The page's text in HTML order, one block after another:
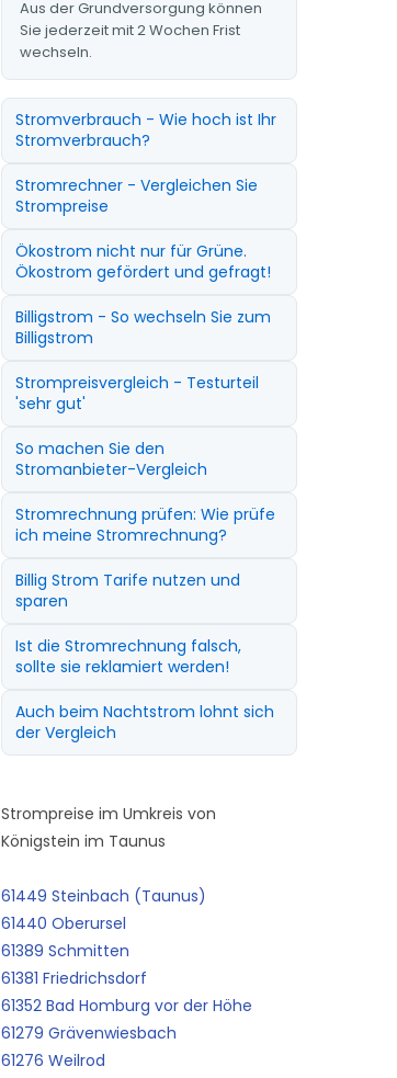
Aus der Grundversorgung können
Sie jederzeit mit 2 Wochen Frist
wechseln.
Stromverbrauch - Wie hoch ist Ihr
Stromverbrauch?
Stromrechner - Vergleichen Sie
Strompreise
Ökostrom nicht nur für Grüne.
Ökostrom gefördert und gefragt!
Billigstrom - So wechseln Sie zum
Billigstrom
Strompreisvergleich - Testurteil
'sehr gut'
So machen Sie den
Stromanbieter-Vergleich
Stromrechnung prüfen: Wie prüfe
ich meine Stromrechnung?
Billig Strom Tarife nutzen und
sparen
Ist die Stromrechnung falsch,
sollte sie reklamiert werden!
Auch beim Nachtstrom lohnt sich
der Vergleich
Strompreise im Umkreis von
Königstein im Taunus
61449 Steinbach (Taunus)
61440 Oberursel
61389 Schmitten
61381 Friedrichsdorf
61352 Bad Homburg vor der Höhe
61279 Grävenwiesbach
61276 Weilrod